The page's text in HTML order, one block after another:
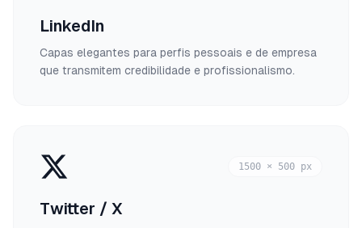
LinkedIn
Capas elegantes para perfis pessoais e de empresa
que transmitem credibilidade e profissionalismo.
1500 × 500 px
Twitter / X